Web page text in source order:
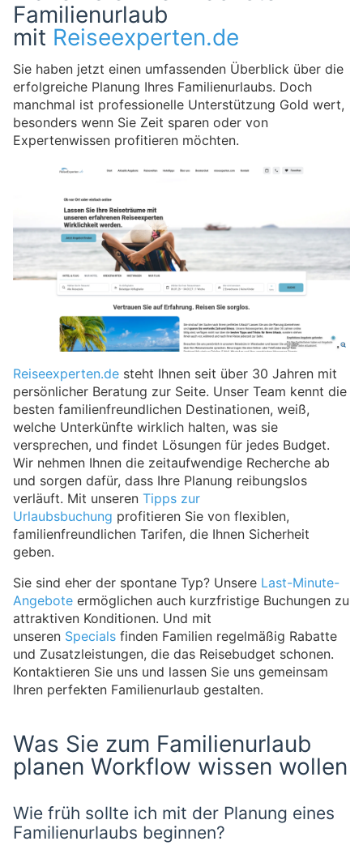
Familienurlaub
mit Reiseexperten.de
Sie haben jetzt einen umfassenden Überblick über die
erfolgreiche Planung Ihres Familienurlaubs. Doch
manchmal ist professionelle Unterstützung Gold wert,
besonders wenn Sie Zeit sparen oder von
Expertenwissen profitieren möchten.
Reiseexperten.de steht Ihnen seit über 30 Jahren mit
persönlicher Beratung zur Seite. Unser Team kennt die
besten familienfreundlichen Destinationen, weiß,
welche Unterkünfte wirklich halten, was sie
versprechen, und findet Lösungen für jedes Budget.
Wir nehmen Ihnen die zeitaufwendige Recherche ab
und sorgen dafür, dass Ihre Planung reibungslos
verläuft. Mit unseren Tipps zur
Urlaubsbuchung profitieren Sie von flexiblen,
familienfreundlichen Tarifen, die Ihnen Sicherheit
geben.
Sie sind eher der spontane Typ? Unsere Last-Minute-
Angebote ermöglichen auch kurzfristige Buchungen zu
attraktiven Konditionen. Und mit
unseren Specials finden Familien regelmäßig Rabatte
und Zusatzleistungen, die das Reisebudget schonen.
Kontaktieren Sie uns und lassen Sie uns gemeinsam
Ihren perfekten Familienurlaub gestalten.
Was Sie zum Familienurlaub
planen Workflow wissen wollen
Wie früh sollte ich mit der Planung eines
Familienurlaubs beginnen?